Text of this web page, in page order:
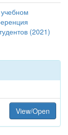
(2021)
View/Open